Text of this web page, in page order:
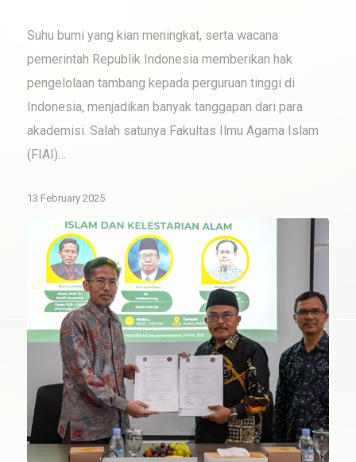
Suhu bumi yang kian meningkat, serta wacana
pemerintah Republik Indonesia memberikan hak
pengelolaan tambang kepada perguruan tinggi di
Indonesia, menjadikan banyak tanggapan dari para
akademisi. Salah satunya Fakultas Ilmu Agama Islam
(FIAI)…
13 February 2025